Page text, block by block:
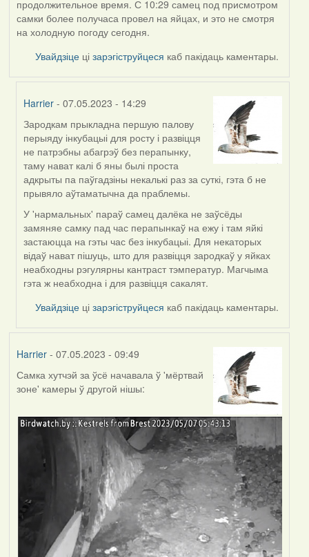
продолжительное время. С 10:29 самец под присмотром
самки более получаса провел на яйцах, и это не смотря
на холодную погоду сегодня.
Увайдзіце цізарэгіструйцеся каб пакідаць каментары.
Harrier - 07.05.2023 - 14:29
In
reply
to
by
ZNR
Зародкам прыкладна першую палову
перыяду інкубацыі для росту і развіцця
не патрэбны абагрэў без перапынку,
таму нават калі б яны былі проста
адкрыты па паўгадзіны некалькі раз за суткі, гэта б не
прывяло аўтаматычна да праблемы.
У 'нармальных' параў самец далёка не заўсёды
замяняе самку пад час перапынкаў на ежу і там яйкі
застаюцца на гэты час без інкубацыі. Для некаторых
відаў нават пішуць, што для развіцця зародкаў у яйках
неабходны рэгулярны кантраст тэмператур. Магчыма
гэта ж неабходна і для развіцця сакалят.
Увайдзіце цізарэгіструйцеся каб пакідаць каментары.
Harrier- 07.05.2023 - 09:49
Самка хутчэй за ўсё начавала ў 'мёртвай
зоне' камеры ў другой нішы: